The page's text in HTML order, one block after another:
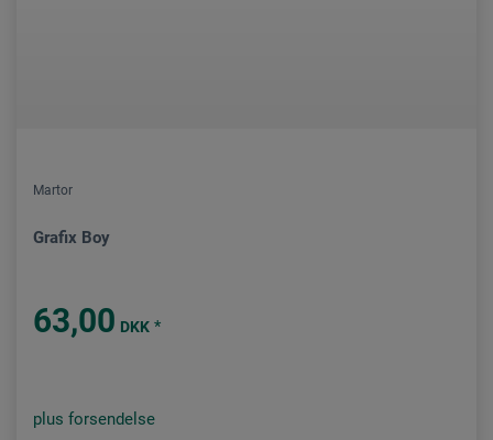
Martor
Grafix Boy
63,00 DKK *
plus forsendelse